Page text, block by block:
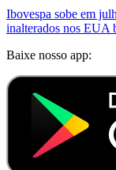
Ibovespa sobe em
inalterados nos EUA
Baixe nosso app: